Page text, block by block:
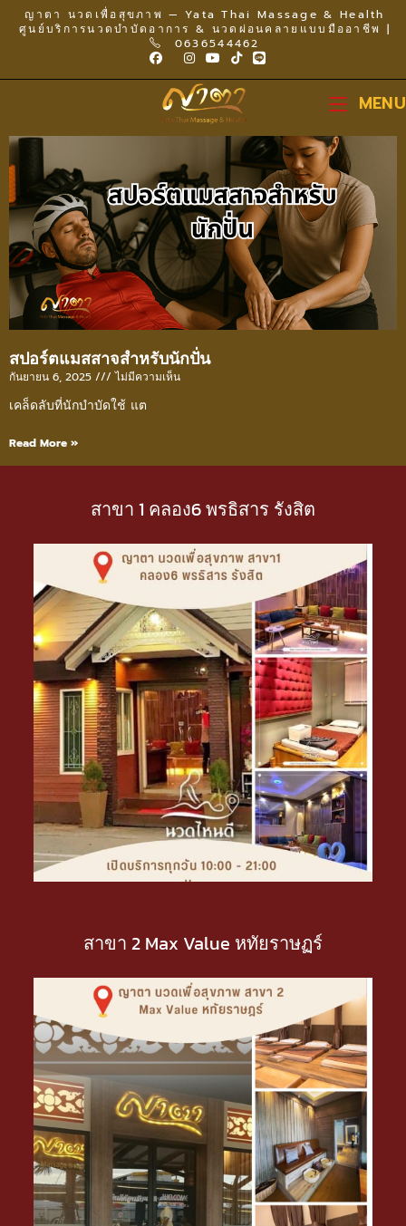
ญาตา นวดเพื่อสุขภาพ — Yata Thai Massage & Health
ศูนย์บริการนวดบำบัดอาการ & นวดผ่อนคลายแบบมืออาชีพ |
0636544462
MENU
สปอร์ตแมสสาจสำหรับนักปั่น
กันยายน 6, 2025 ไม่มีความเห็น
เคล็ดลับที่นักบำบัดใช้ แต
Read More »
สาขา 1 คลอง6 พรธิสาร รังสิต
สาขา 2 Max Value หทัยราษฏร์